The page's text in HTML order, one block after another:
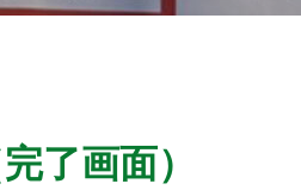
了画面）